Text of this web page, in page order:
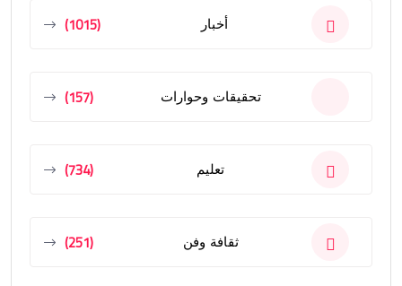
أخبار (1015)
تحقيقات وحوارات (157)
تعليم (734)
ثقافة وفن (251)